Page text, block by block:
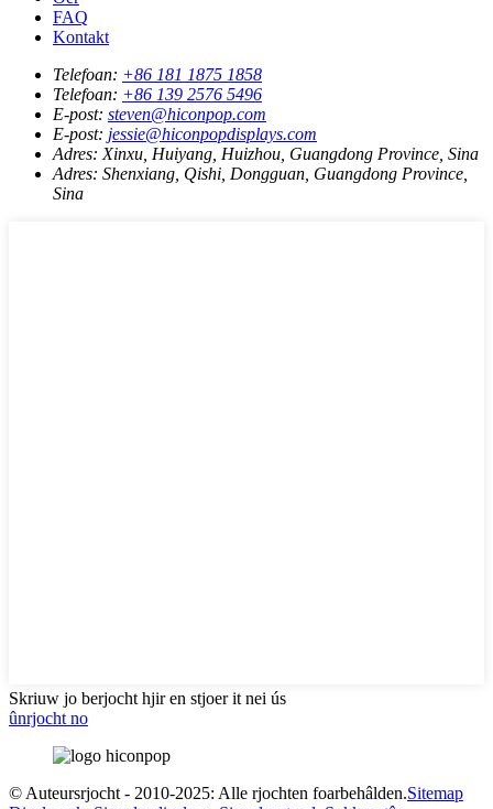
FAQ
Kontakt
Telefoan: +86 181 1875 1858
Telefoan: +86 139 2576 5496
E-post: steven@hiconpop.com
E-post: jessie@hiconpopdisplays.com
Adres: Xinxu, Huiyang, Huizhou, Guangdong Province, Sina
Adres: Shenxiang, Qishi, Dongguan, Guangdong Province,
Sina
Skriuw jo berjocht hjir en stjoer it nei ús
ûnrjocht no
© Auteursrjocht - 2010-2025: Alle rjochten foarbehâlden.Sitemap